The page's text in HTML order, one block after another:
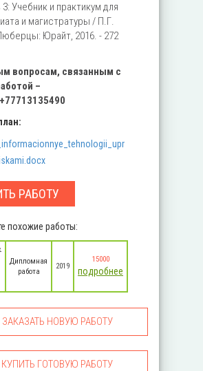
3: Учебник и практикум для
и магистратуры / П.Г.
Юрайт, 2016. - 272
вопросам, связанным с
–
+77713135490
РАБОТУ
похожие работы:
Дипломная
работа
2019
15000
подробнее
ЗАКАЗАТЬ НОВУЮ РАБОТУ
КУПИТЬ ГОТОВУЮ РАБОТУ